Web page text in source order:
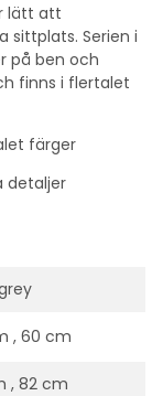
lätt att
sittplats. Serien i
på ben och
finns i flertalet
färger
detaljer
, 60 cm
, 82 cm